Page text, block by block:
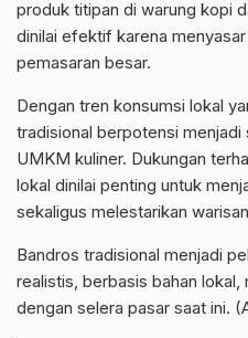
produk titipan di warung kopi
dinilai efektif karena
pemasaran besar.
Dengan tren konsumsi lokal
tradisional berpotensi menjadi
UMKM kuliner. Dukungan
lokal dinilai penting untuk
sekaligus melestarikan
Bandros tradisional menjadi
realistis, berbasis bahan
dengan selera pasar saat ini.